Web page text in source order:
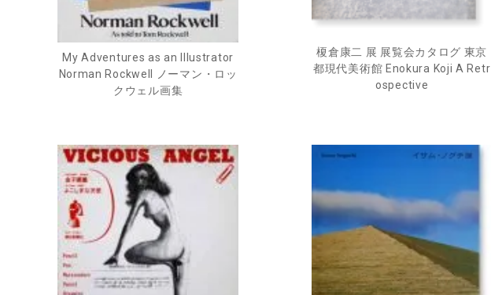
My Adventures as an Illustrator
Norman Rockwell ノーマン・ロッ
クウェル画集
榎倉康二 展 展覧会カタログ 東京
都現代美術館 Enokura Koji A Retr
ospective